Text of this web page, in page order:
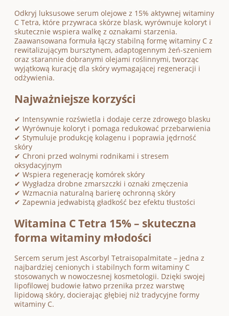
Odkryj luksusowe serum olejowe z 15% aktywnej witaminy
C Tetra, które przywraca skórze blask, wyrównuje koloryt i
skutecznie wspiera walkę z oznakami starzenia.
Zaawansowana formuła łączy stabilną formę witaminy C z
rewitalizującym bursztynem, adaptogennym żeń-szeniem
oraz starannie dobranymi olejami roślinnymi, tworząc
wyjątkową kurację dla skóry wymagającej regeneracji i
odżywienia.
Najważniejsze korzyści
✔ Intensywnie rozświetla i dodaje cerze zdrowego blasku
✔ Wyrównuje koloryt i pomaga redukować przebarwienia
✔ Stymuluje produkcję kolagenu i poprawia jędrność
skóry
✔ Chroni przed wolnymi rodnikami i stresem
oksydacyjnym
✔ Wspiera regenerację komórek skóry
✔ Wygładza drobne zmarszczki i oznaki zmęczenia
✔ Wzmacnia naturalną barierę ochronną skóry
✔ Zapewnia jedwabistą gładkość bez efektu tłustości
Witamina C Tetra 15% – skuteczna
forma witaminy młodości
Sercem serum jest Ascorbyl Tetraisopalmitate – jedna z
najbardziej cenionych i stabilnych form witaminy C
stosowanych w nowoczesnej kosmetologii. Dzięki swojej
lipofilowej budowie łatwo przenika przez warstwę
lipidową skóry, docierając głębiej niż tradycyjne formy
witaminy C.